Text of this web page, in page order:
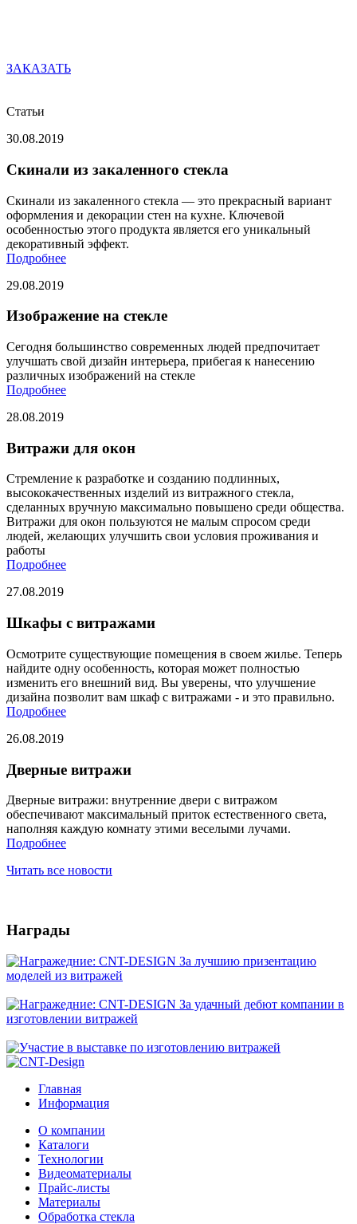
ЗАКАЗАТЬ
Статьи
30.08.2019
Скинали из закаленного стекла
Скинали из закаленного стекла — это прекрасный вариант
оформления и декорации стен на кухне. Ключевой
особенностью этого продукта является его уникальный
декоративный эффект.
Подробнее
29.08.2019
Изображение на стекле
Сегодня большинство современных людей предпочитает
улучшать свой дизайн интерьера, прибегая к нанесению
различных изображений на стекле
Подробнее
28.08.2019
Витражи для окон
Стремление к разработке и созданию подлинных,
высококачественных изделий из витражного стекла,
сделанных вручную максимально повышено среди общества.
Витражи для окон пользуются не малым спросом среди
людей, желающих улучшить свои условия проживания и
работы
Подробнее
27.08.2019
Шкафы с витражами
Осмотрите существующие помещения в своем жилье. Теперь
найдите одну особенность, которая может полностью
изменить его внешний вид. Вы уверены, что улучшение
дизайна позволит вам шкаф с витражами - и это правильно.
Подробнее
26.08.2019
Дверные витражи
Дверные витражи: внутренние двери с витражом
обеспечивают максимальный приток естественного света,
наполняя каждую комнату этими веселыми лучами.
Подробнее
Читать все новости
Награды
Главная
Информация
О компании
Каталоги
Технологии
Видеоматериалы
Прайс-листы
Материалы
Обработка стекла